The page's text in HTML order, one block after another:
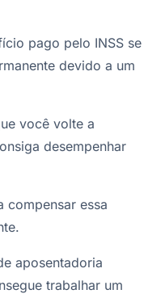
pago pelo INSS se
devido a um
você volte a
desempenhar
compensar essa
aposentadoria
trabalhar um